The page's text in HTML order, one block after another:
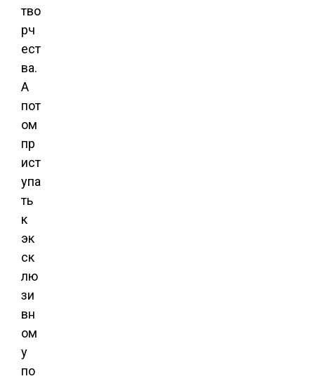
тво
рч
ест
ва.
А
пот
ом
пр
ист
упа
ть
к
эк
ск
лю
зи
вн
ом
у
по